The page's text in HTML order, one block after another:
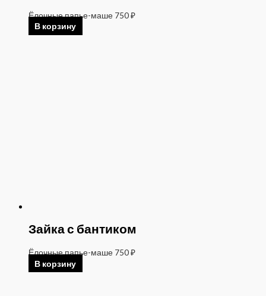
Ёлочные папье-маше 750₽
В корзину
Зайка с бантиком
Ёлочные папье-маше 750₽
В корзину